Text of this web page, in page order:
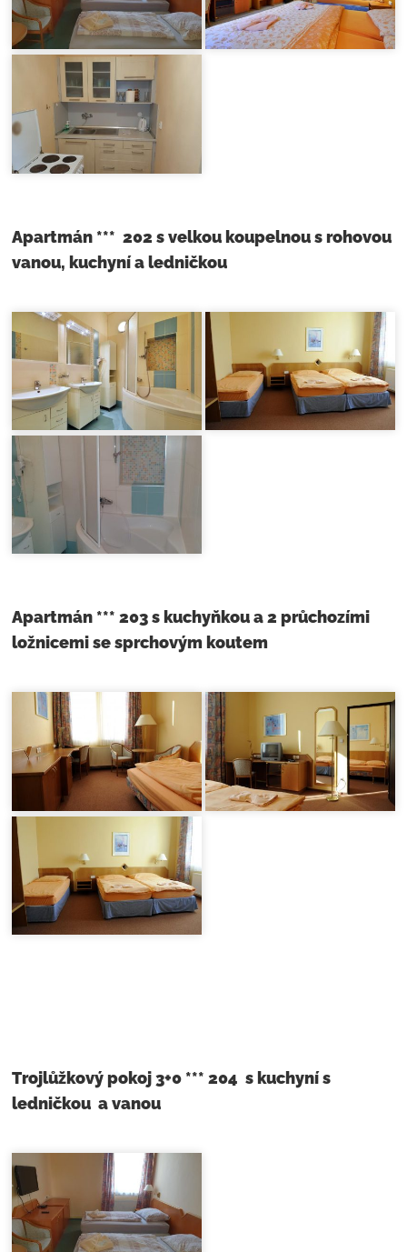
Apartmán *** 202 s velkou koupelnou s rohovou
vanou, kuchyní a ledničkou
Apartmán *** 203 s kuchyňkou a 2 průchozími
ložnicemi se sprchovým koutem
Trojlůžkový pokoj 3+0 *** 204 s kuchyní s
ledničkou a vanou